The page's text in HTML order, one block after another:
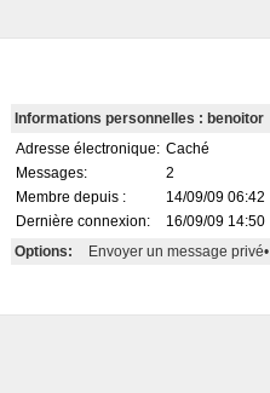
Informations personnelles : benoitor
Adresse électronique: Caché
Messages:
2
Membre depuis :
14/09/09 06:42
Dernière connexion:
16/09/09 14:50
Options:
Envoyer un message privé•